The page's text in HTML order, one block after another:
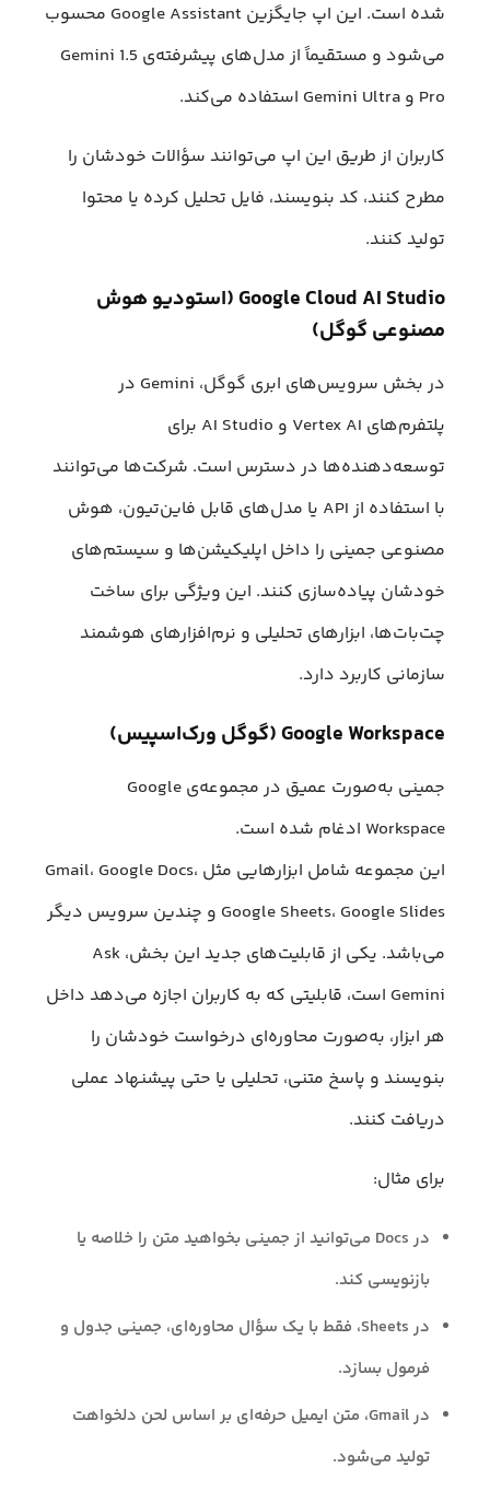
شده است. این اپ جایگزین Google Assistant محسوب
می‌شود و مستقیماً از مدل‌های پیشرفته‌ی Gemini 1.5
Pro و Gemini Ultra استفاده می‌کند.
کاربران از طریق این اپ می‌توانند سؤالات خودشان را
مطرح کنند، کد بنویسند، فایل تحلیل کرده یا محتوا
تولید کنند.
Google Cloud AI Studio (استودیو هوش
مصنوعی گوگل)
در بخش سرویس‌های ابری گوگل، Gemini در
پلتفرم‌های Vertex AI و AI Studio برای
توسعه‌دهنده‌ها در دسترس است. شرکت‌ها می‌توانند
با استفاده از API یا مدل‌های قابل فاین‌تیون، هوش
مصنوعی جمینی را داخل اپلیکیشن‌ها و سیستم‌های
خودشان پیاده‌سازی کنند. این ویژگی برای ساخت
چت‌بات‌ها، ابزارهای تحلیلی و نرم‌افزارهای هوشمند
سازمانی کاربرد دارد.
Google Workspace (گوگل ورک‌اسپیس)
جمینی به‌صورت عمیق در مجموعه‌ی Google
Workspace ادغام شده است.
این مجموعه شامل ابزارهایی مثل Gmail، Google Docs،
Google Sheets، Google Slides و چندین سرویس دیگر
می‌باشد. یکی از قابلیت‌های جدید این بخش، Ask
Gemini است، قابلیتی که به کاربران اجازه می‌دهد داخل
هر ابزار، به‌صورت محاوره‌ای درخواست خودشان را
بنویسند و پاسخ متنی، تحلیلی یا حتی پیشنهاد عملی
دریافت کنند.
برای مثال:
در Docs می‌توانید از جمینی بخواهید متن را خلاصه یا
بازنویسی کند.
در Sheets، فقط با یک سؤال محاوره‌ای، جمینی جدول و
فرمول بسازد.
در Gmail، متن ایمیل حرفه‌ای بر اساس لحن دلخواهت
تولید می‌شود.